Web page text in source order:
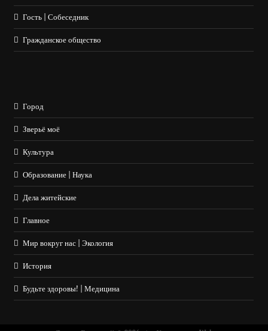
Гость | Собеседник
Гражданское общество
Город
Зверьё моё
Культура
Образование | Наука
Дела житейские
Главное
Мир вокруг нас | Экология
История
Будьте здоровы! | Медицина